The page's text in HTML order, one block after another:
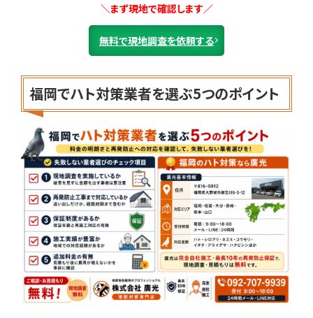
＼まず現地で確認します／
無料で現地調査を依頼する
福岡でハト対策業者を選ぶ5つのポイント